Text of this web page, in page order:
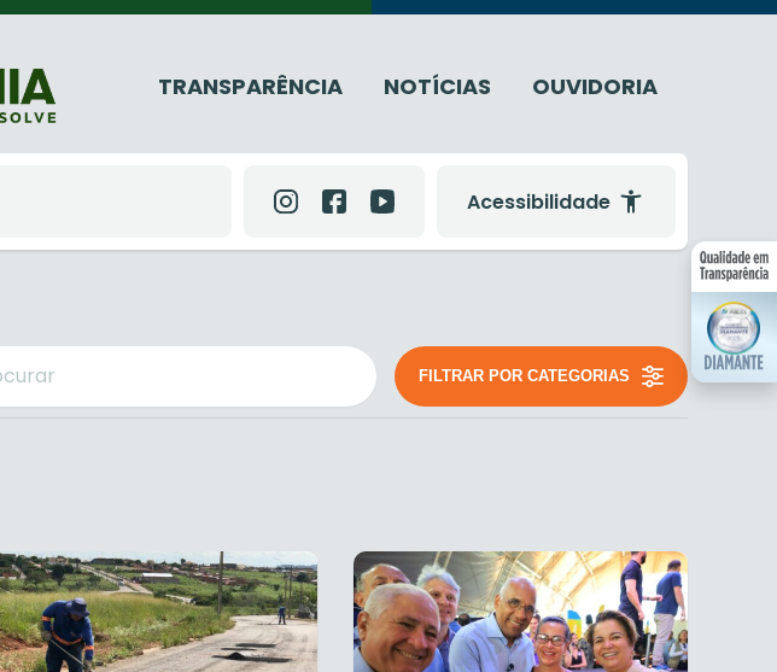
TRANSPARÊNCIA NOTÍCIAS OUVIDORIA
Acessibilidade
FILTRAR POR CATEGORIAS